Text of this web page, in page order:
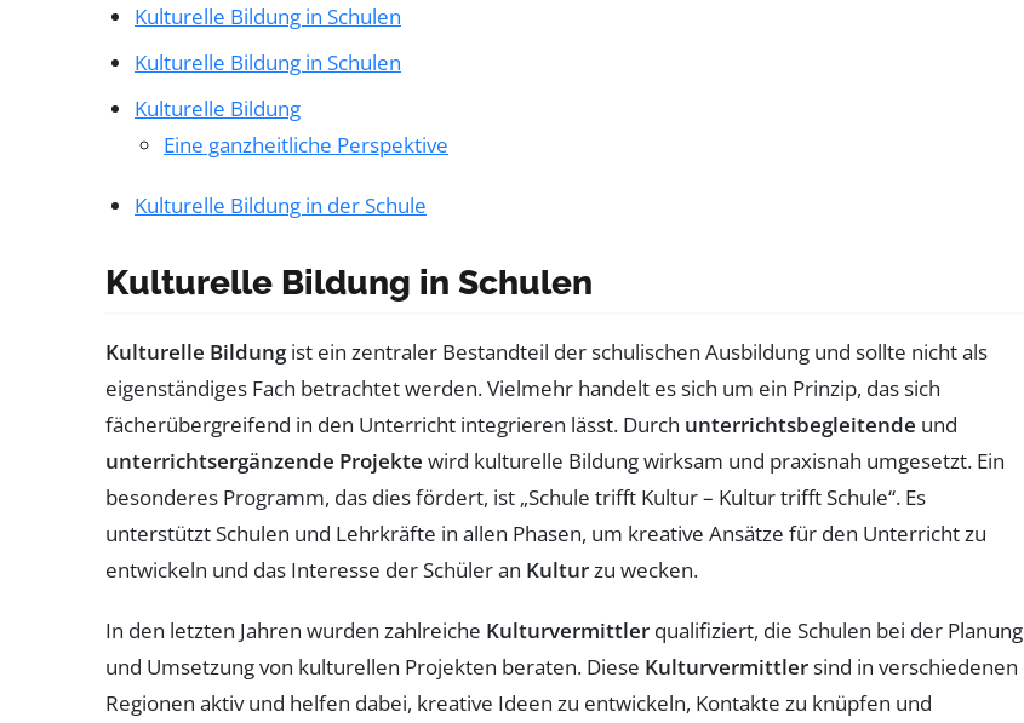
Kulturelle Bildung in Schulen
Kulturelle Bildung in Schulen
Kulturelle Bildung
Eine ganzheitliche Perspektive
Kulturelle Bildung in der Schule
Kulturelle Bildung in Schulen
Kulturelle Bildungist ein zentraler Bestandteil der schulischen Ausbildung und sollte nicht als
eigenständiges Fach betrachtet werden. Vielmehr handelt es sich um ein Prinzip, das sich
fächerübergreifend in den Unterricht integrieren lässt. Durch unterrichtsbegleitende und
unterrichtsergänzende Projekte wird kulturelle Bildung wirksam und praxisnah umgesetzt. Ein
besonderes Programm, das dies fördert, ist „Schule trifft Kultur – Kultur trifft Schule“. Es
unterstützt Schulen und Lehrkräfte in allen Phasen, um kreative Ansätze für den Unterricht zu
entwickeln und das Interesse der Schüler an Kulturzu wecken.
In den letzten Jahren wurden zahlreiche Kulturvermittler qualifiziert, die Schulen bei der Planung
und Umsetzung von kulturellen Projekten beraten. Diese Kulturvermittlersind in verschiedenen
Regionen aktiv und helfen dabei, kreative Ideen zu entwickeln, Kontakte zu knüpfen und